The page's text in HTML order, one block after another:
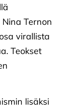
Ternon
virallista
Teokset
lisäksi